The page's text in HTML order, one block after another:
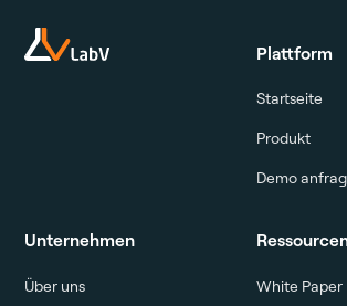
Plattform
Startseite
Produkt
Demo
Unternehmen
Über uns White Paper